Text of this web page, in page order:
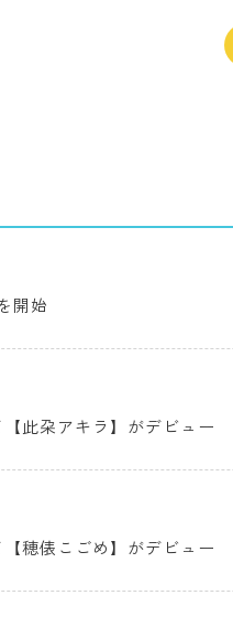
開始
此朶アキラ】がデビュー
穂俵こごめ】がデビュー